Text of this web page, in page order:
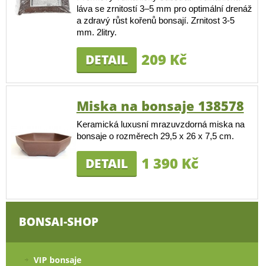
láva se zrnitostí 3–5 mm pro optimální drenáž
a zdravý růst kořenů bonsají. Zrnitost 3-5
mm. 2litry.
DETAIL 209 Kč
Miska na bonsaje 138578
Keramická luxusní mrazuvzdorná miska na
bonsaje o rozměrech 29,5 x 26 x 7,5 cm.
DETAIL 1 390 Kč
BONSAI-SHOP
VIP bonsaje